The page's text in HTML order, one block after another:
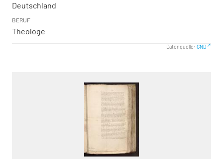
Deutschland
BERUF
Theologe
Datenquelle: GND